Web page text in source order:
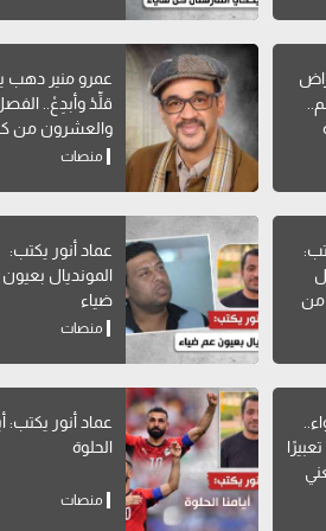
عمرو منير دهب
قلِّدْ وأبدِعْ..
والعشرون من
"افعل ولا تفعل
منصات
من
عماد أنور يكتب:
المونديال
ضياء
منصات
عماد أنور يكتب:
الحلوة
منصات